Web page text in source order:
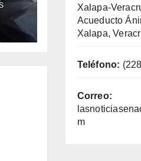
Xalapa-
Acueducto
Xalapa,
Teléfono:
Correo:
m